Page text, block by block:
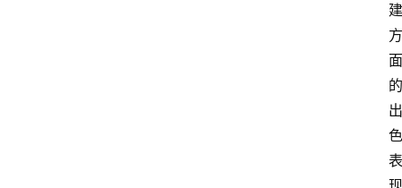
建
方
面
的
出
色
表